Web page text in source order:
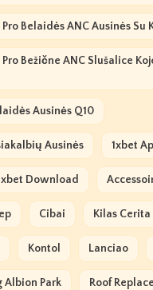
Belaidės ANC Ausinės Su
Bežične ANC Slušalice
Ausinės Q10
Ausinės 1xbet
Download
Cibai Kilas Cerita
Kontol Lanciao
Albion Park Roof